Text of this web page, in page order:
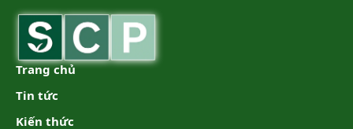
Trang chủ
Tin tức
Kiến thức